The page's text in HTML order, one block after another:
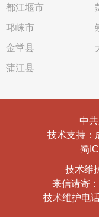
都江堰市
邛崃市
金堂县
蒲江县
中
技术支持：
蜀
技术维
来信请寄
技术维护电